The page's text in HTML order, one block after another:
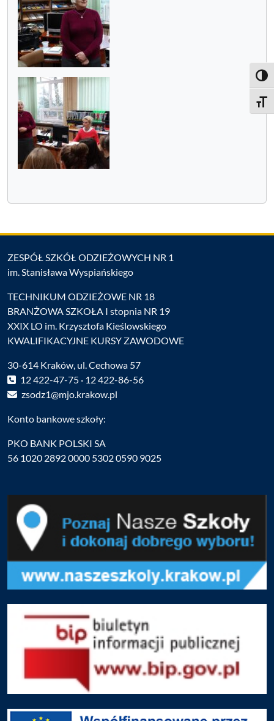
ZESPÓŁ SZKÓŁ ODZIEŻOWYCH NR 1
im. Stanisława Wyspiańskiego
TECHNIKUM ODZIEŻOWE NR 18
BRANŻOWA SZKOŁA I stopnia NR 19
XXIX LO im. Krzysztofa Kieślowskiego
KWALIFIKACYJNE KURSY ZAWODOWE
30-614 Kraków, ul. Cechowa 57
12 422-47-75 · 12 422-86-56
zsodz1@mjo.krakow.pl
Konto bankowe szkoły:
PKO BANK POLSKI SA
56 1020 2892 0000 5302 0590 9025